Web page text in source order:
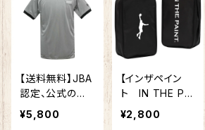
3A078 バッ
シュ 軽量 スタン
ダード
審判 コーチ
【送料無料】JBA
認定、公式の吸
汗速乾に優れた
レフリーウェア★
¥5,800
【インザペイン
ト IN THE PAI
NT】バスケット
シューズケース
¥2,800